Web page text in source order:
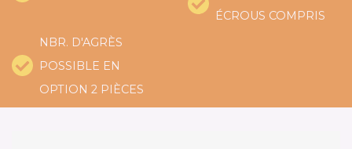
ÉCROUS COMPRIS
NBR. D'AGRÈS
POSSIBLE EN
OPTION 2 PIÈCES